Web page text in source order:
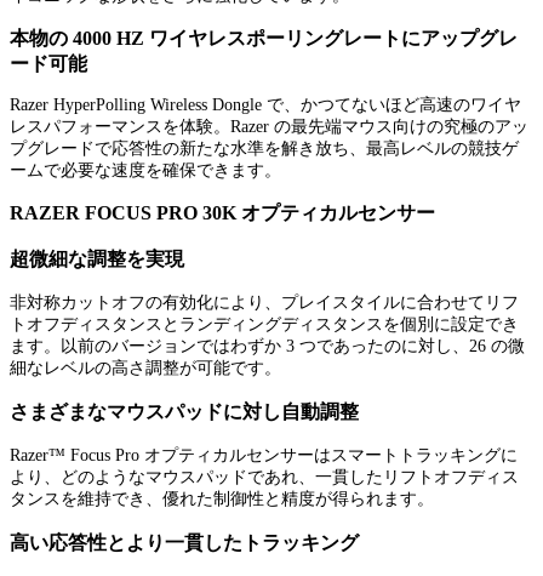
本物の 4000 HZ ワイヤレスポーリングレートにアップグレ
ード可能
Razer HyperPolling Wireless Dongle で、かつてないほど高速のワイヤ
レスパフォーマンスを体験。Razer の最先端マウス向けの究極のアッ
プグレードで応答性の新たな水準を解き放ち、最高レベルの競技ゲ
ームで必要な速度を確保できます。
RAZER FOCUS PRO 30K オプティカルセンサー
超微細な調整を実現
非対称カットオフの有効化により、プレイスタイルに合わせてリフ
トオフディスタンスとランディングディスタンスを個別に設定でき
ます。以前のバージョンではわずか 3 つであったのに対し、26 の微
細なレベルの高さ調整が可能です。
さまざまなマウスパッドに対し自動調整
Razer™ Focus Pro オプティカルセンサーはスマートトラッキングに
より、どのようなマウスパッドであれ、一貫したリフトオフディス
タンスを維持でき、優れた制御性と精度が得られます。
高い応答性とより一貫したトラッキング